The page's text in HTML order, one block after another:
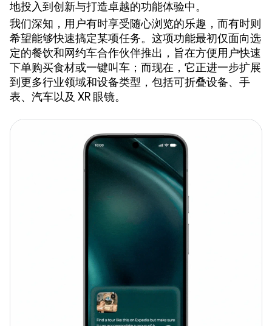
地投入到创新与打造卓越的功能体验中。
我们深知，用户有时享受随心浏览的乐趣，而有时则
希望能够快速搞定某项任务。这项功能最初仅面向选
定的餐饮和网约车合作伙伴推出，旨在方便用户快速
下单购买食材或一键叫车；而现在，它正进一步扩展
到更多行业领域和设备类型，包括可折叠设备、手
表、汽车以及 XR 眼镜。